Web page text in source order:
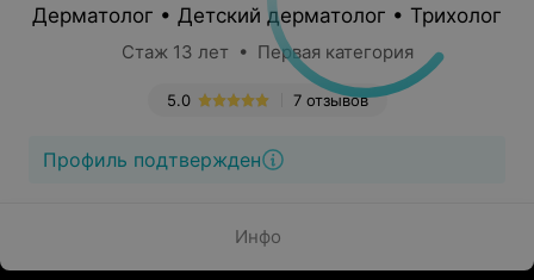
Дерматолог • Детский дерматолог • Трихолог
Стаж 13 лет • Первая категория
7 отзывов
5.0
Профиль подтвержден
Инфо